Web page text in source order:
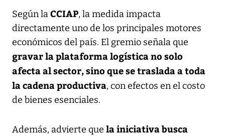
Según laCCIAP, la medida impacta
directamente uno de los principales motores
económicos del país. El gremio señala que
gravar la plataforma logística no solo
afecta al sector, sino que se traslada a toda
la cadena productiva, con efectos en el costo
de bienes esenciales.
Además, advierte que la iniciativa busca